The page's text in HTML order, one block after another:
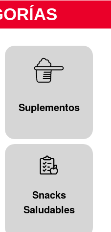
Suplementos
Snacks
Saludables